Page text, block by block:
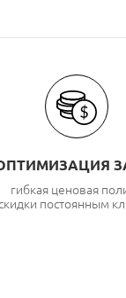
гибкая ценовая
постоянным